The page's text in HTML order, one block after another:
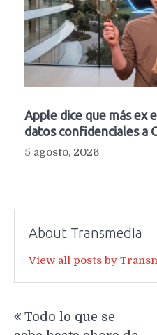
Apple dice que más ex
datos confidenciales a
5 agosto, 2026
About Transmedia
View all posts by
de
Todo lo que se